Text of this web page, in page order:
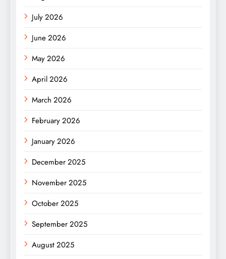
July 2026
June 2026
May 2026
April 2026
March 2026
February 2026
January 2026
December 2025
November 2025
October 2025
September 2025
August 2025